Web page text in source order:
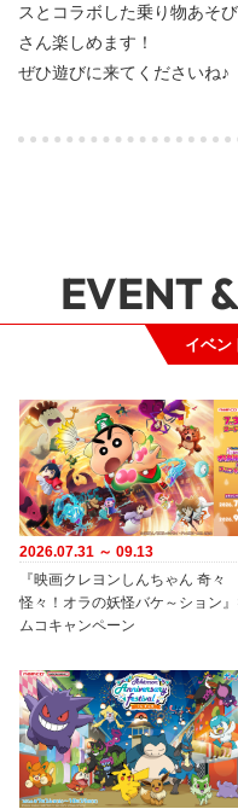
スとコラボした乗り物あそ
さん楽しめます！
ぜひ遊びに来てくださいね♪
イベン
EVENT
2026.07.31 ～ 09.13
『映画クレヨンしんちゃん 奇々
怪々！オラの妖怪バケ～ション
ムコキャンペーン